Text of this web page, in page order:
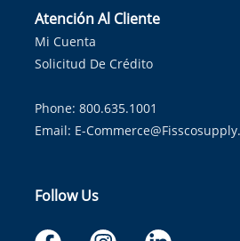
Atención Al Cliente
Mi Cuenta
Solicitud De Crédito
Phone: 800.635.1001
Email: E-
Follow Us